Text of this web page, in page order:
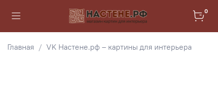
0
Главная VK Настене.рф – картины для интерьера